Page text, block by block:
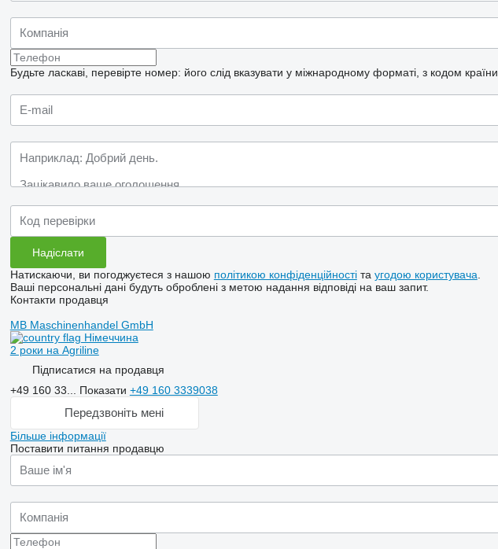
Будьте ласкаві, перевірте номер: його слід вказувати у міжнародному форматі, з кодом країни.
Натискаючи, ви погоджуєтеся з нашою політикою конфіденційностіта угодою користувача
Ваші персональні дані будуть оброблені з метою надання відповіді на ваш запит.
Контакти продавця
MB Maschinenhandel GmbH
Німеччина
2 роки на Agriline
Підписатися на продавця
+49 160 33... Показати +49 160 3339038
Передзвоніть мені
Більше інформації
Поставити питання продавцю